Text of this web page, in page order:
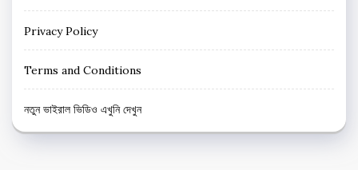
Privacy Policy
Terms and Conditions
নতুন ভাইরাল ভিডিও এখুনি দেখুন